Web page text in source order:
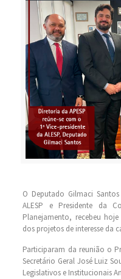
O Deputado Gilmaci
ALESP e Presidente da
Planejamento, recebeu
dos projetos de interesse da
Participaram da reunião o
Secretário Geral José Luiz
Legislativos e Institucionais